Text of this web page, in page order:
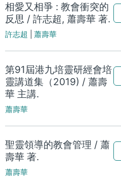
相愛又相爭 : 教會衝突的
反思 / 許志超, 蕭壽華 著.
許志超 |蕭壽華
第91屆港九培靈研經會培
靈講道集（2019) / 蕭壽
華 主講.
蕭壽華
聖靈領導的教會管理 / 蕭
壽華 著.
蕭壽華